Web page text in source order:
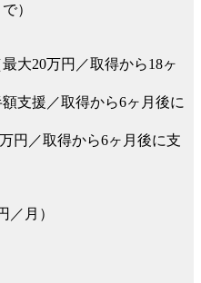
）
大20万円／取得から18ヶ
支援／取得から6ヶ月後に
円／取得から6ヶ月後に支
／月）